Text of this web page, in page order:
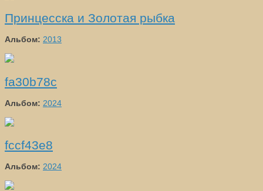
Принцесска и Золотая рыбка
Альбом: 2013
fa30b78c
Альбом: 2024
fccf43e8
Альбом: 2024